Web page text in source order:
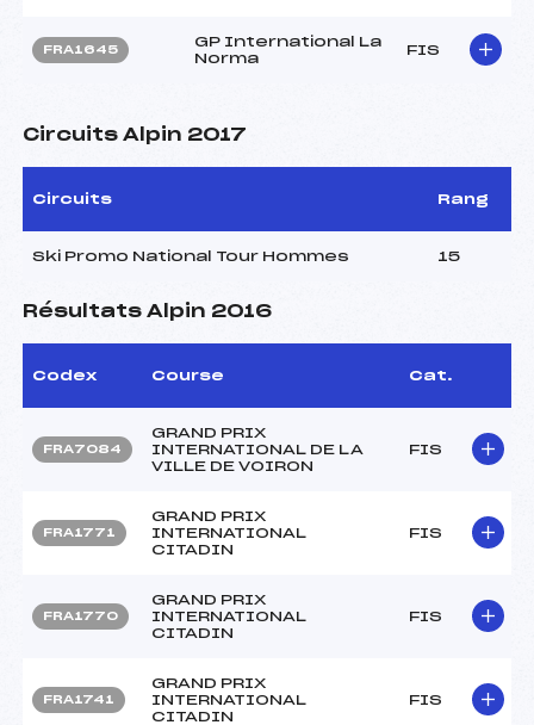
FRA1645
GP International La
Norma
FIS
Circuits Alpin 2017
Circuits Rang
Ski Promo National Tour Hommes 15
Résultats Alpin 2016
Codex Course Cat.
FRA7084
GRAND PRIX
INTERNATIONAL DE LA
VILLE DE VOIRON
FIS
FRA1771
GRAND PRIX
INTERNATIONAL
CITADIN
FIS
FRA1770
GRAND PRIX
INTERNATIONAL
CITADIN
FIS
FRA1741
GRAND PRIX
INTERNATIONAL
CITADIN
FIS